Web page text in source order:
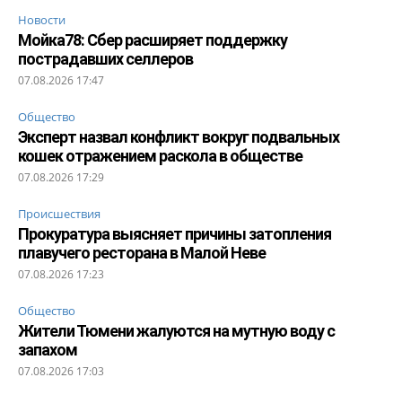
Новости
Мойка78: Сбер расширяет поддержку
пострадавших селлеров
07.08.2026 17:47
Общество
Эксперт назвал конфликт вокруг подвальных
кошек отражением раскола в обществе
07.08.2026 17:29
Происшествия
Прокуратура выясняет причины затопления
плавучего ресторана в Малой Неве
07.08.2026 17:23
Общество
Жители Тюмени жалуются на мутную воду с
запахом
07.08.2026 17:03